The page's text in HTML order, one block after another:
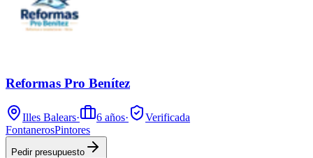
Reformas Pro Benítez
Illes Balears· 6 años·
Verificada
FontanerosPintores
Pedir presupuesto